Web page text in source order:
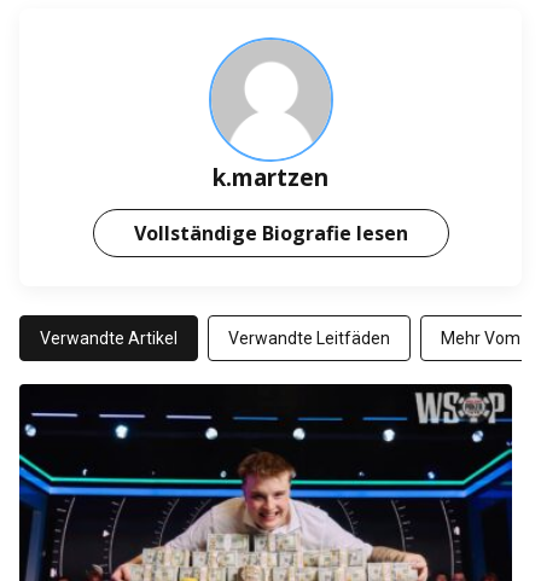
k.martzen
Vollständige Biografie lesen
Verwandte Artikel Verwandte Leitfäden Mehr Vom